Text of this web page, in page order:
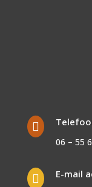

06 – 55
 E-mail